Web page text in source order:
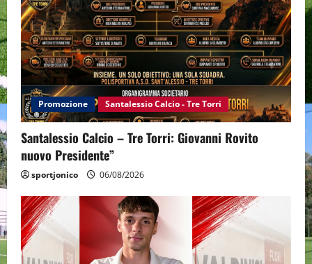
Promozione Santalessio Calcio - Tre Torri
Santalessio Calcio – Tre Torri: Giovanni Rovito
nuovo Presidente”
sportjonico 06/08/2026